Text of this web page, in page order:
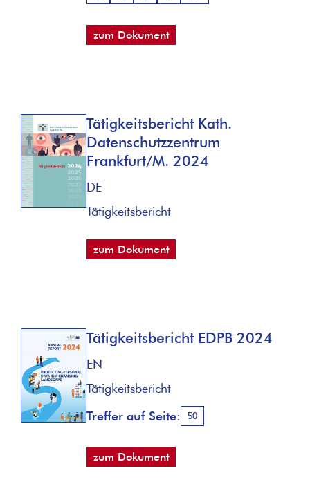
zum Dokument
Tätigkeitsbericht Kath.
Datenschutzzentrum
Frankfurt/M. 2024
DE
Tätigkeitsbericht
zum Dokument
Tätigkeitsbericht EDPB 2024
EN
Tätigkeitsbericht
Treffer auf Seite:
50
zum Dokument